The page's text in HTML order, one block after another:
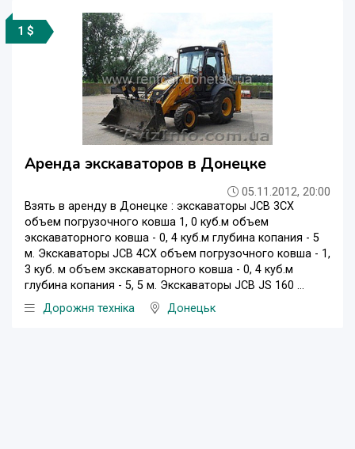
1 $
Аренда экскаваторов в Донецке
05.11.2012, 20:00
Взять в аренду в Донецке : экскаваторы JCB 3CX
объем погрузочного ковша 1, 0 куб.м объем
экскаваторного ковша - 0, 4 куб.м глубина копания - 5
м. Экскаваторы JCB 4CX объем погрузочного ковша - 1,
3 куб. м объем экскаваторного ковша - 0, 4 куб.м
глубина копания - 5, 5 м. Экскаваторы JCB JS 160 ...
Дорожня техніка
Донецьк